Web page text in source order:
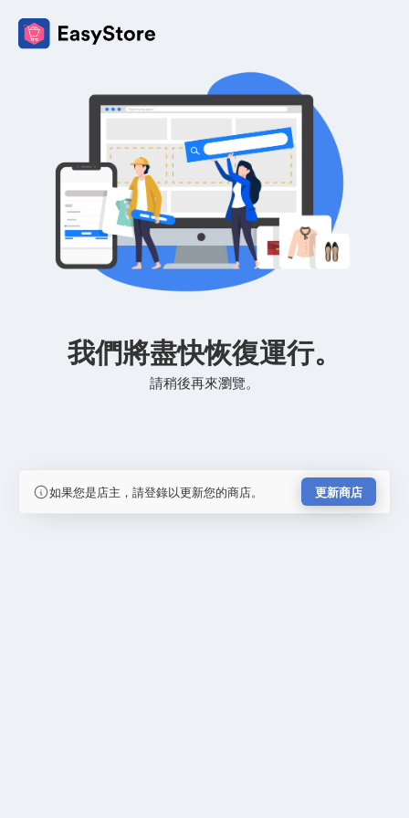
我們將盡快恢復運行。
請稍後再來瀏覽。
如果您是店主，請登錄以更新您的商店。 更新商店